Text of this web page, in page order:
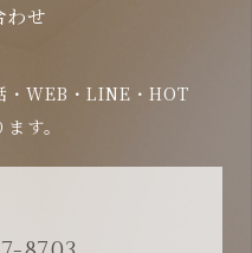
わせ
・WEB・LINE・HOT
す。